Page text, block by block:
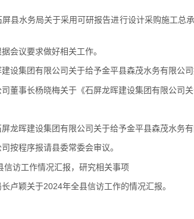
屏县水务局关于采用可研报告进行设计采购施工
会议要求做好相关工作。
设集团有限公司关于给予金平县森茂水务有限公
董事长杨晓梅关于《石屏龙晖建设集团有限公司
屏龙晖建设集团有限公司关于给予金平县森茂水务
按程序报请县委常委会审议。
信访工作情况汇报，研究相关事项
卢颖关于2024年全县信访工作的情况汇报。